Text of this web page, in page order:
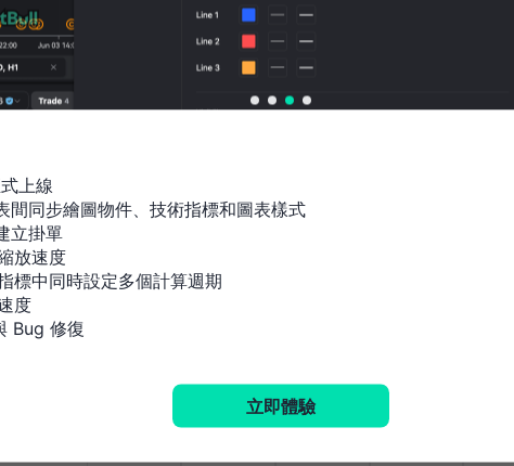
CPI年
CPI月
CPI年
德國
德國
上線
間同步繪圖物件、技術指標和圖表樣式
立掛單
放速度
標中同時設定多個計算週期
度
Bug 修復
立即體驗